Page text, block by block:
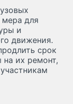
мера для
и
движения.
срок
их ремонт,